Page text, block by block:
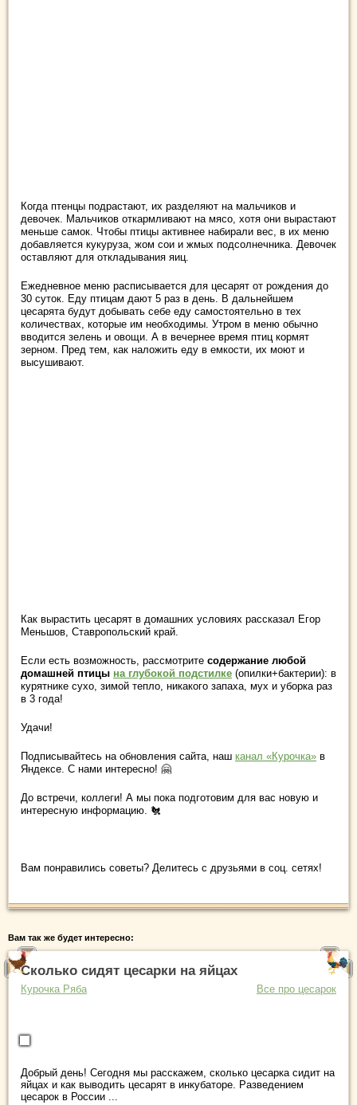
Когда птенцы подрастают, их разделяют на мальчиков и
девочек. Мальчиков откармливают на мясо, хотя они вырастают
меньше самок. Чтобы птицы активнее набирали вес, в их меню
добавляется кукуруза, жом сои и жмых подсолнечника. Девочек
оставляют для откладывания яиц.
Ежедневное меню расписывается для цесарят от рождения до
30 суток. Еду птицам дают 5 раз в день. В дальнейшем
цесарята будут добывать себе еду самостоятельно в тех
количествах, которые им необходимы. Утром в меню обычно
вводится зелень и овощи. А в вечернее время птиц кормят
зерном. Пред тем, как наложить еду в емкости, их моют и
высушивают.
Как вырастить цесарят в домашних условиях рассказал Егор
Меньшов, Ставропольский край.
Если есть возможность, рассмотрите содержание любой
домашней птицы на глубокой подстилке (опилки+бактерии): в
курятнике сухо, зимой тепло, никакого запаха, мух и уборка раз
в 3 года!
Удачи!
Подписывайтесь на обновления сайта, наш канал «Курочка» в
Яндексе. С нами интересно! 🤗
До встречи, коллеги! А мы пока подготовим для вас новую и
интересную информацию. 🐔
Вам понравились советы? Делитесь с друзьями в соц. сетях!
Вам так же будет интересно:
Сколько сидят цесарки на яйцах
Курочка Ряба Все про цесарок
Добрый день! Сегодня мы расскажем, сколько цесарка сидит на
яйцах и как выводить цесарят в инкубаторе. Разведением
цесарок в России ...